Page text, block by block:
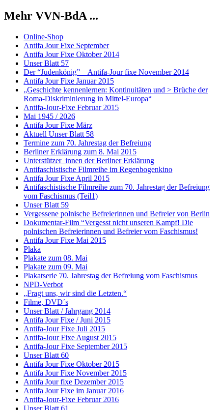
Mehr VVN-BdA ...
Online-Shop
Antifa Jour Fixe September
Antifa Jour Fixe Oktober 2014
Unser Blatt 57
Der “Judenkönig” – Antifa-Jour fixe November 2014
Antifa Jour Fixe Januar 2015
„Geschichte kennenlernen: Kontinuitäten und > Brüche der
Roma-Diskriminierung in Mittel-Europa“
Antifa-Jour-Fixe Februar 2015
Mai 1945 / 2026
Antifa Jour Fixe März
Aktuell Unser Blatt 58
Termine zum 70. Jahrestag der Befreiung
Berliner Erklärung zum 8. Mai 2015
Unterstützer_innen der Berliner Erklärung
Antifaschistische Filmreihe im Regenbogenkino
Antifa Jour Fixe April 2015
Antifaschistische Filmreihe zum 70. Jahrestag der Befreiung
vom Faschismus (Teil1)
Unser Blatt 59
Vergessene polnische Befreierinnen und Befreier von Berlin
Dokumentar-Film “Vergesst nicht unseren Kampf! Die
polnischen Befreierinnen und Befreier vom Faschismus!
Antifa Jour Fixe Mai 2015
Plaka
Plakate zum 08. Mai
Plakate zum 09. Mai
Plakatserie 70. Jahrestag der Befreiung vom Faschismus
NPD-Verbot
„Fragt uns, wir sind die Letzten.“
Filme, DVD´s
Unser Blatt / Jahrgang 2014
Antifa Jour Fixe / Juni 2015
Antifa-Jour Fixe Juli 2015
Antifa-Jour Fixe August 2015
Antifa-Jour Fixe September 2015
Unser Blatt 60
Antifa Jour Fixe Oktober 2015
Antifa Jour Fixe November 2015
Antifa Jour fixe Dezember 2015
Antifa Jour Fixe im Januar 2016
Antifa-Jour-Fixe Februar 2016
Unser Blatt 61